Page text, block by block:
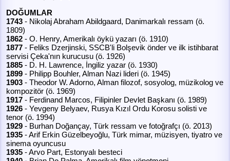
DOĞUMLAR
1743 - Nikolaj Abraham Abildgaard, Danimarkalı ressam (ö.
1809)
1862 - O. Henry, Amerikalı öykü yazarı (ö. 1910)
1877 - Feliks Dzerjinski, SSCB'li Bolşevik önder ve ilk istihbarat
servisi Çeka'nın kurucusu (ö. 1926)
1885 - D. H. Lawrence, İngiliz yazar (ö. 1930)
1899 - Philipp Bouhler, Alman Nazi lideri (ö. 1945)
1903 - Theodor W. Adorno, Alman filozof, sosyolog, müzikolog ve
kompozitör (ö. 1969)
1917 - Ferdinand Marcos, Filipinler Devlet Başkanı (ö. 1989)
1926 - Yevgeny Belyaev, Rusya Kızıl Ordu Korosu solisti ve
tenor (ö. 1994)
1929 - Burhan Doğançay, Türk ressam ve fotoğrafçı (ö. 2013)
1935 - Arif Erkin Güzelbeyoğlu, Türk mimar, müzisyen, tiyatro ve
sinema oyuncusu
1935 - Arvo Part, Estonyalı besteci